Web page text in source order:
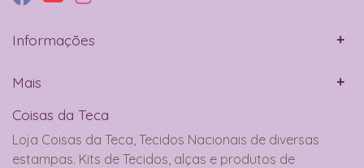
Informações
Mais
Coisas da Teca
Loja Coisas da Teca, Tecidos Nacionais de diversas
estampas. Kits de Tecidos, alças e produtos de